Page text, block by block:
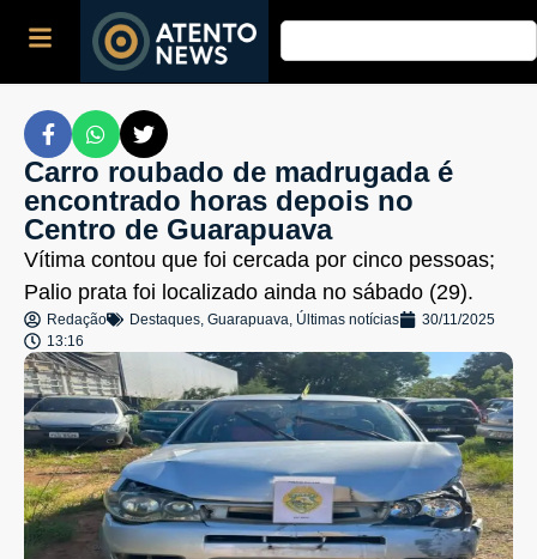
Carro roubado de madrugada é
encontrado horas depois no
Centro de Guarapuava
Vítima contou que foi cercada por cinco pessoas;
Palio prata foi localizado ainda no sábado (29).
Redação Destaques, Guarapuava, Últimas notícias
30/11/2025
13:16